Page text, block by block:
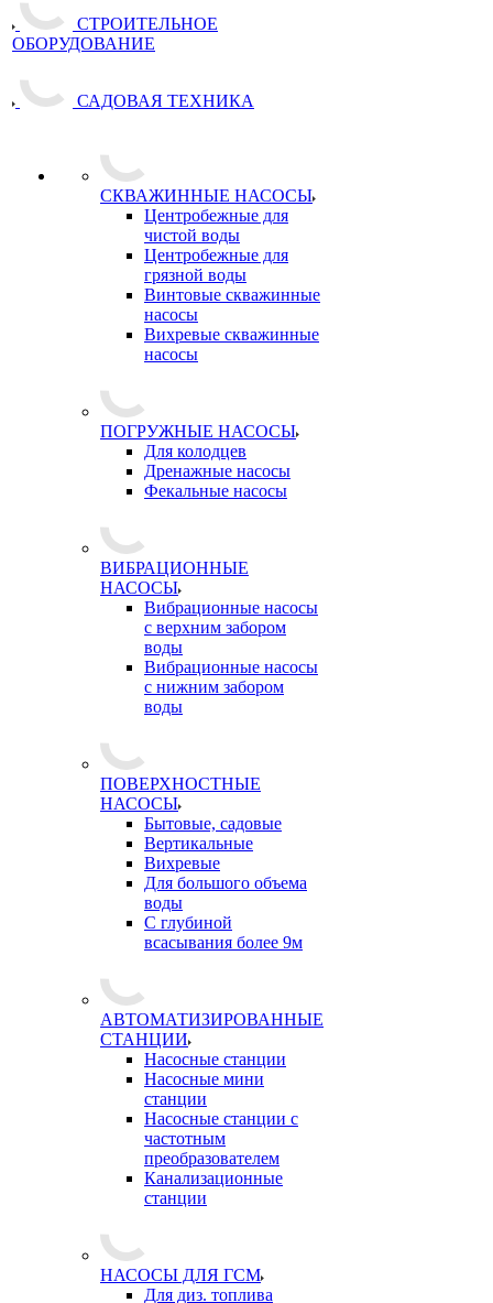
СТРОИТЕЛЬНОЕ
ОБОРУДОВАНИЕ
САДОВАЯ ТЕХНИКА
СКВАЖИННЫЕ НАСОСЫ
Центробежные для
чистой воды
Центробежные для
грязной воды
Винтовые скважинные
насосы
Вихревые скважинные
насосы
ПОГРУЖНЫЕ НАСОСЫ
Для колодцев
Дренажные насосы
Фекальные насосы
ВИБРАЦИОННЫЕ
НАСОСЫ
Вибрационные насосы
с верхним забором
воды
Вибрационные насосы
с нижним забором
воды
ПОВЕРХНОСТНЫЕ
НАСОСЫ
Бытовые, садовые
Вертикальные
Вихревые
Для большого объема
воды
С глубиной
всасывания более 9м
АВТОМАТИЗИРОВАННЫЕ
СТАНЦИИ
Насосные станции
Насосные мини
станции
Насосные станции с
частотным
преобразователем
Канализационные
станции
НАСОСЫ ДЛЯ ГСМ
Для диз. топлива